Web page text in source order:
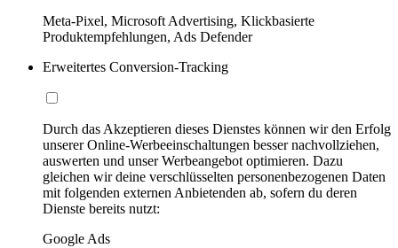
Meta-Pixel, Microsoft Advertising, Klickbasierte
Produktempfehlungen, Ads Defender
Erweitertes Conversion-Tracking
Durch das Akzeptieren dieses Dienstes können wir den Erfolg
unserer Online-Werbeeinschaltungen besser nachvollziehen,
auswerten und unser Werbeangebot optimieren. Dazu
gleichen wir deine verschlüsselten personenbezogenen Daten
mit folgenden externen Anbietenden ab, sofern du deren
Dienste bereits nutzt:
Google Ads